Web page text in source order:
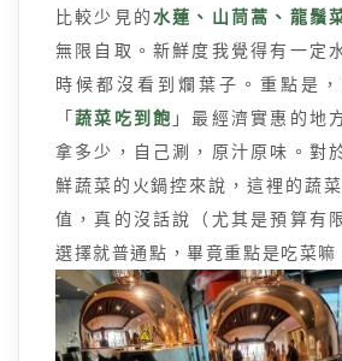
比較少見的 水蓮、山茼蒿、龍鬚
無限自取。新鮮度我覺得有一定
時候都沒看到爛葉子。重點是
「蔬菜吃到飽 」最經濟實惠的地
拿多少，自己涮，原汁原味。對
鮮蔬菜的火鍋控來說，這裡的蔬
值，真的沒話說（尤其是預算有
選擇就普通點，畢竟重點是吃菜嘛